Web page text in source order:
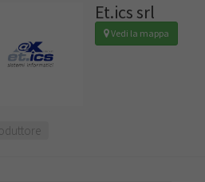
Et.ics srl
Vedi la mappa